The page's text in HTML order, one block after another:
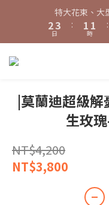
特大花束、大
2
1
4
3
2
日
:
2
1
0
2
1
0
時
:
特大花束、大
2
1
4
3
2
日
:
2
1
0
2
1
0
時
:
購買特大花束、
5
4
0
7
6
5
1
0
5
4
3
5
4
3
特大花束、大
9
8
7
3
2
9
8
4
3
0
:
9
8
7
6
2
1
0
8
7
6
2
1
0
時
:
|莫蘭迪超級
生玫
NT$4,200
NT$3,800